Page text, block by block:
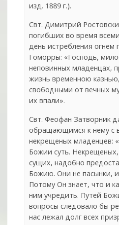
изд. 1889 г.).
Свт. Димитрий
погибших во время
день истребления
Гоморры: «Господь,
неповинных младенцах,
жизнь временною
свободными от вечных
их впали».
Свт. Феофан Затворник
обращающимся к нему с
некрещеных младенцев:
Божии суть. Некрещеных,
сущих, надобно
Божию. Они не пасынки,
Потому Он знает, что и
ним учредить. Путей
вопросы следовало бы
нас лежал долг всех